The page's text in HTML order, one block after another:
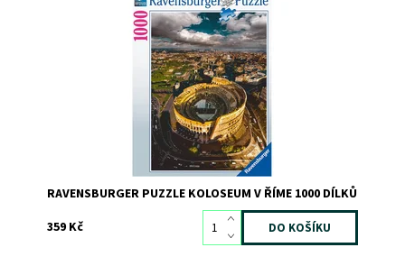
Skladem>3
9780
RAVENSBURGER
RAVENSBURGER PUZZLE KOLOSEUM V ŘÍME 1000 DÍLKŮ
359 Kč